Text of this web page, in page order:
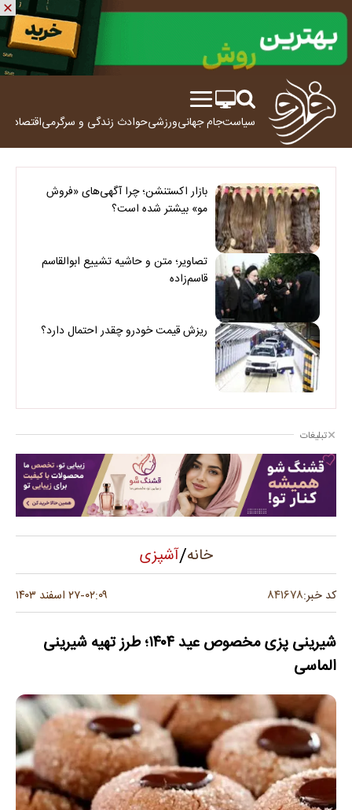
سیاستجام جهانیورزشیحوادث زندگی و سرگرمیاقتصاد
بازار اکستنشن؛ چرا آگهی‌های «فروش
مو» بیشتر شده است؟
تصاویر؛ متن و حاشیه تشییع ابوالقاسم
قاسم‌زاده
ریزش قیمت خودرو چقدر احتمال دارد؟
تبلیغات
خانه/آشپزی
کد خبر:۸۴۱۶۷۸ ۰۲:۰۹-۲۷ اسفند ۱۴۰۳
شیرینی پزی مخصوص عید ۱۴۰۴؛ طرز تهیه شیرینی
الماسی